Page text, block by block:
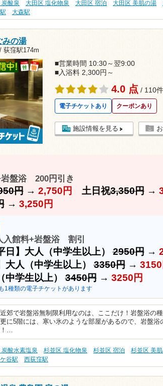
酸泉 大田区 塩化物泉 大田区 宿泊 大田区 美肌の湯
大森駅
みの湯
荻窪駅174m
■営業時間 10:30～翌9:00
■入浴料 2,300円～
4.0 点 / 110件
電子チケットあり クーポンあり
施設情報を見る
岩盤浴 200円引き
円→ 2,750円 土日祝3,350円→
→ 3,250円
入館料+岩盤浴 割引
日】大人（中学生以上）2950円→
大人（中学生以上）3350円→ 3150
中学生以上）3450円→ 3250円
1種類の電子チケットがあります
郊で岩盤浴無制限利用なのは、ここだけ！岩盤浴の
に5階には、寒い氷のような部屋があるので、岩盤浴
！…
炭酸水素塩泉 杉並区 塩化物泉 杉並区 宿泊 杉並区 美
谷駅
西荻窪駅